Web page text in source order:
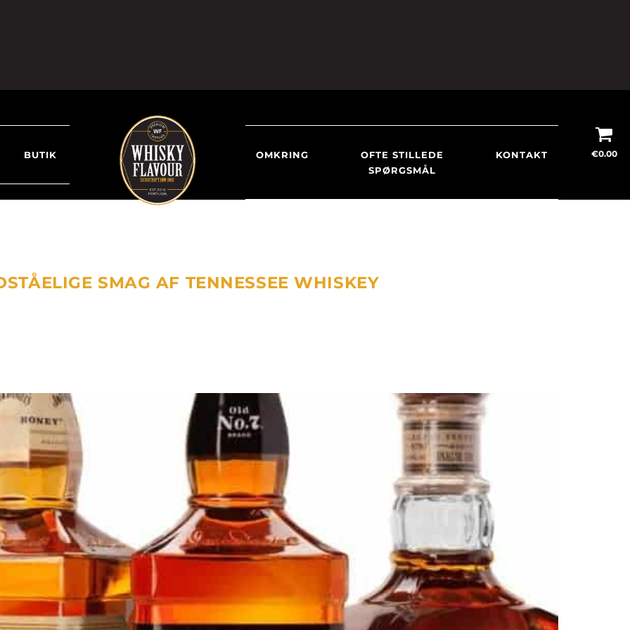
€0.00
BUTIK OMKRING
OFTE STILLEDE
SPØRGSMÅL
KONTAKT
SMAG AF TENNESSEE WHISKEY